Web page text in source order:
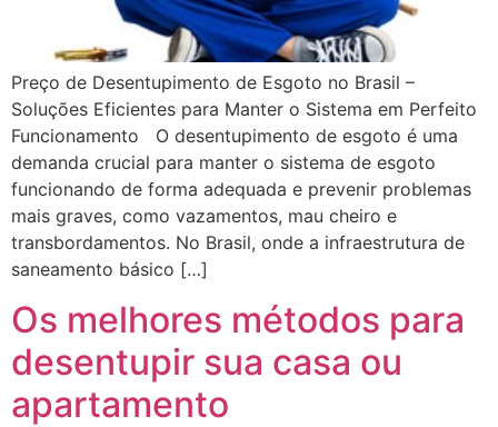
Preço de Desentupimento de Esgoto no Brasil –
Soluções Eficientes para Manter o Sistema em Perfeito
Funcionamento O desentupimento de esgoto é uma
demanda crucial para manter o sistema de esgoto
funcionando de forma adequada e prevenir problemas
mais graves, como vazamentos, mau cheiro e
transbordamentos. No Brasil, onde a infraestrutura de
saneamento básico […]
Os melhores métodos para
desentupir sua casa ou
apartamento